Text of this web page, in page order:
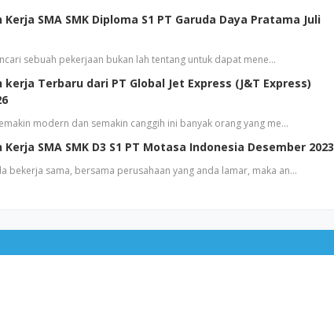
SMA SMK Diploma S1 PT Garuda Daya Pratama Juli
sebuah pekerjaan bukan lah tentang untuk dapat mene…
kerja Terbaru dari PT Global Jet Express (J&T Express)
modern dan semakin canggih ini banyak orang yang me…
SMA SMK D3 S1 PT Motasa Indonesia Desember 2023
bekerja sama, bersama perusahaan yang anda lamar, maka an…